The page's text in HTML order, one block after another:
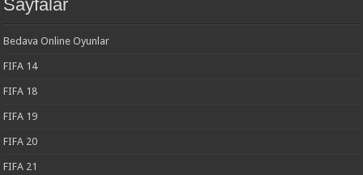
Sayfalar
Bedava Online Oyunlar
FIFA 14
FIFA 18
FIFA 19
FIFA 20
FIFA 21